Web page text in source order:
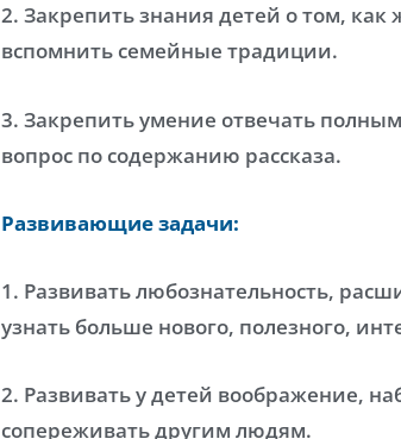
2. Закрепить знания детей о том,
вспомнить семейные традиции.
3. Закрепить умение отвечать
вопрос по содержанию рассказа.
Развивающие задачи:
1. Развивать любознательность,
узнать больше нового, полезного,
2. Развивать у детей воображение,
сопереживать другим людям.